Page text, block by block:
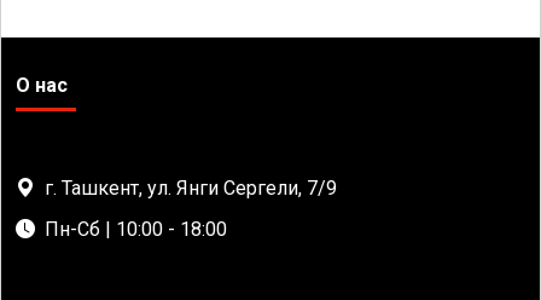
О нас
г. Ташкент, ул. Янги Сергели, 7/9
Пн-Сб | 10:00 - 18:00